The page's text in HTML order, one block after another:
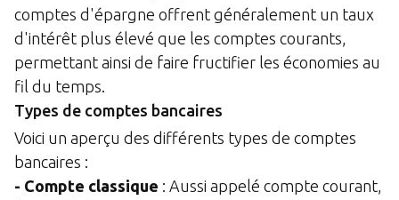
comptes d'épargne offrent généralement un taux
d'intérêt plus élevé que les comptes courants,
permettant ainsi de faire fructifier les économies au
fil du temps.
Types de comptes bancaires
Voici un aperçu des différents types de comptes
bancaires :
- Compte classique : Aussi appelé compte courant,